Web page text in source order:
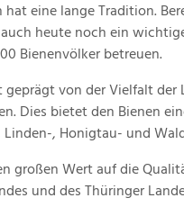
hat eine lange Tradition.
heute noch ein
Bienenvölker betreuen.
geprägt von der Vielfalt
Dies bietet den Bienen
Linden-, Honigtau- und
großen Wert auf die
und des Thüringer